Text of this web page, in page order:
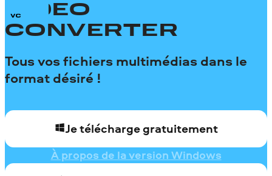
VIDEO
CONVERTER
Tous vos fichiers multimédias dans le
format désiré !
Je télécharge gratuitement
À propos de la version Windows